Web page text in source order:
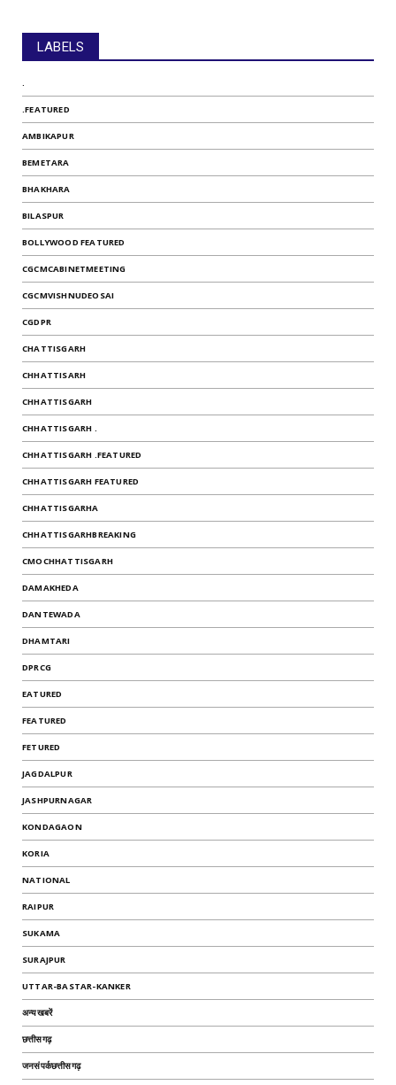
LABELS
.
.FEATURED
AMBIKAPUR
BEMETARA
BHAKHARA
BILASPUR
BOLLYWOOD FEATURED
CGCMCABINETMEETING
CGCMVISHNUDEOSAI
CGDPR
CHATTISGARH
CHHATTISARH
CHHATTISGARH
CHHATTISGARH .
CHHATTISGARH .FEATURED
CHHATTISGARH FEATURED
CHHATTISGARHA
CHHATTISGARHBREAKING
CMOCHHATTISGARH
DAMAKHEDA
DANTEWADA
DHAMTARI
DPRCG
EATURED
FEATURED
FETURED
JAGDALPUR
JASHPURNAGAR
KONDAGAON
KORIA
NATIONAL
RAIPUR
SUKAMA
SURAJPUR
UTTAR-BASTAR-KANKER
अन्यखबरें
छत्तीसगढ़
जनसंपर्कछत्तीसगढ़